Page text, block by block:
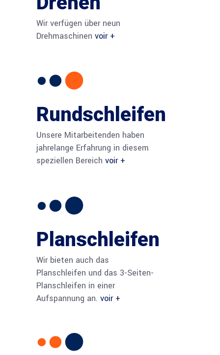
Drehen
Wir verfügen über neun
Rundschleifen
Unsere Mitarbeitenden haben
jahrelange Erfahrung in diesem
Planschleifen
Wir bieten auch das
Planschleifen und das 3-Seiten-
Planschleifen in einer